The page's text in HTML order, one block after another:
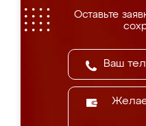
Оставьте